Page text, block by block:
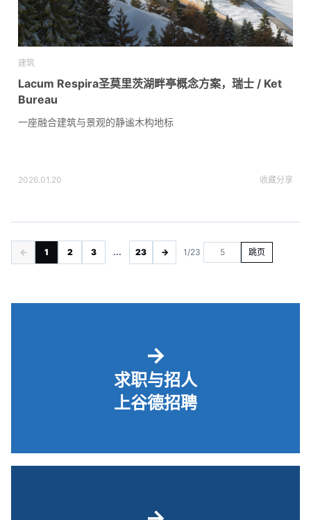
建筑
Lacum Respira圣莫里茨湖畔亭概念方案，瑞士 / Ket
Bureau
一座融合建筑与景观的静谧木构地标
2026.01.20 收藏分享
← 1 2 3 ... 23 → 1/23 跳页
→
求职与招人
上谷德招聘